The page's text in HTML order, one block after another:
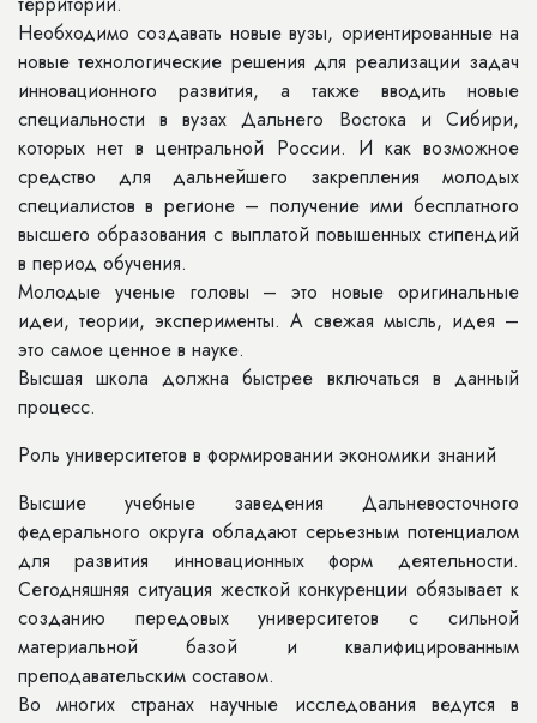
Необходимо создавать новые вузы, ориентированные на
новые технологические решения для реализации задач
инновационного развития, а также вводить новые
специальности в вузах Дальнего Востока и Сибири,
которых нет в центральной России. И как возможное
средство для дальнейшего закрепления молодых
специалистов в регионе – получение ими бесплатного
высшего образования с выплатой повышенных стипендий
в период обучения.
Молодые ученые головы – это новые оригинальные
идеи, теории, эксперименты. А свежая мысль, идея –
это самое ценное в науке.
Высшая школа должна быстрее включаться в данный
процесс.
Роль университетов в формировании экономики знаний
Высшие учебные заведения Дальневосточного
федерального округа обладают серьезным потенциалом
для развития инновационных форм деятельности.
Сегодняшняя ситуация жесткой конкуренции обязывает к
созданию передовых университетов с сильной
материальной базой и квалифицированным
преподавательским составом.
Во многих странах научные исследования ведутся в